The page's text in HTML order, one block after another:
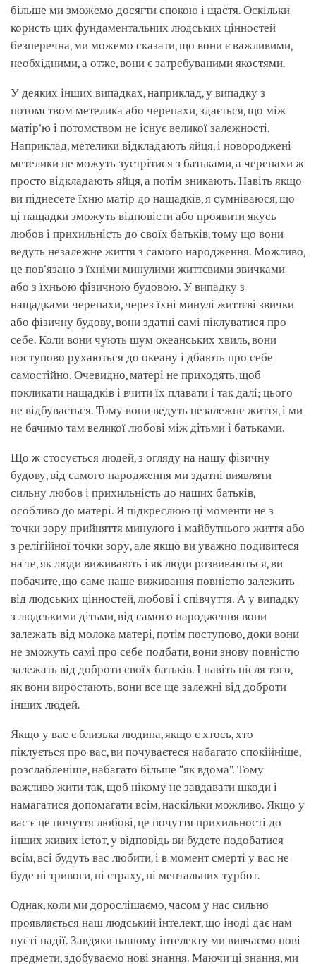
більше ми зможемо досягти спокою і щастя. Оскільки
користь цих фундаментальних людських цінностей
безперечна, ми можемо сказати, що вони є важливими,
необхідними, а отже, вони є затребуваними якостями.
У деяких інших випадках, наприклад, у випадку з
потомством метелика або черепахи, здається, що між
матір'ю і потомством не існує великої залежності.
Наприклад, метелики відкладають яйця, і новороджені
метелики не можуть зустрітися з батьками, а черепахи ж
просто відкладають яйця, а потім зникають. Навіть якщо
ви піднесете їхню матір до нащадків, я сумніваюся, що
ці нащадки зможуть відповісти або проявити якусь
любов і прихильність до своїх батьків, тому що вони
ведуть незалежне життя з самого народження. Можливо,
це пов'язано з їхніми минулими життєвими звичками
або з їхньою фізичною будовою. У випадку з
нащадками черепахи, через їхні минулі життєві звички
або фізичну будову, вони здатні самі піклуватися про
себе. Коли вони чують шум океанських хвиль, вони
поступово рухаються до океану і дбають про себе
самостійно. Очевидно, матері не приходять, щоб
покликати нащадків і вчити їх плавати і так далі; цього
не відбувається. Тому вони ведуть незалежне життя, і ми
не бачимо там великої любові між дітьми і батьками.
Що ж стосується людей, з огляду на нашу фізичну
будову, від самого народження ми здатні виявляти
сильну любов і прихильність до наших батьків,
особливо до матері. Я підкреслюю ці моменти не з
точки зору прийняття минулого і майбутнього життя або
з релігійної точки зору, але якщо ви уважно подивитеся
на те, як люди виживають і як люди розвиваються, ви
побачите, що саме наше виживання повністю залежить
від людських цінностей, любові і співчуття. А у випадку
з людськими дітьми, від самого народження вони
залежать від молока матері, потім поступово, доки вони
не зможуть самі про себе подбати, вони знову повністю
залежать від доброти своїх батьків. І навіть після того,
як вони виростають, вони все ще залежні від доброти
інших людей.
Якщо у вас є близька людина, якщо є хтось, хто
піклується про вас, ви почуваєтеся набагато спокійніше,
розслабленіше, набагато більше “як вдома”. Тому
важливо жити так, щоб нікому не завдавати шкоди і
намагатися допомагати всім, наскільки можливо. Якщо у
вас є це почуття любові, це почуття прихильності до
інших живих істот, у відповідь ви будете подобатися
всім, всі будуть вас любити, і в момент смерті у вас не
буде ні тривоги, ні страху, ні ментальних турбот.
Однак, коли ми дорослішаємо, часом у нас сильно
проявляється наш людський інтелект, що іноді дає нам
пусті надії. Завдяки нашому інтелекту ми вивчаємо нові
предмети, здобуваємо нові знання. Маючи ці знання, ми